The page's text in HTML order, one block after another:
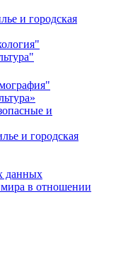
и городская
и
и городская
данных
в отношении